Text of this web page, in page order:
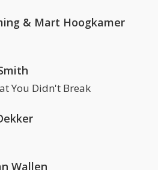
& Mart Hoogkamer
You Didn't Break
Wallen